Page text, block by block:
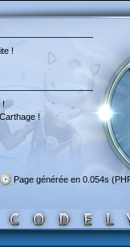
!
!
!
Page générée en 0.054s